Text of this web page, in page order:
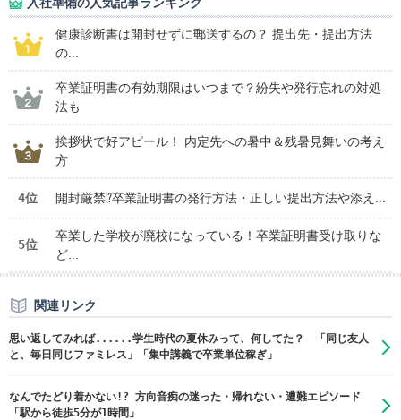
健康診断書は開封せずに郵送するの？ 提出先・提出方法
の...
卒業証明書の有効期限はいつまで？紛失や発行忘れの対処
法も
挨拶状で好アピール！ 内定先への暑中＆残暑見舞いの考え
方
4位 開封厳禁⁉卒業証明書の発行方法・正しい提出方法や添え...
5位
卒業した学校が廃校になっている！卒業証明書受け取りな
ど...
関連リンク
思い返してみれば......学生時代の夏休みって、何してた？ 「同じ友人
と、毎日同じファミレス」「集中講義で卒業単位稼ぎ」
なんでたどり着かない!? 方向音痴の迷った・帰れない・遭難エピソード
「駅から徒歩5分が1時間」